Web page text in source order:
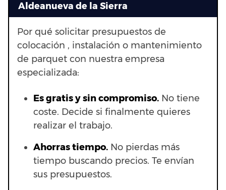
Aldeanueva de la Sierra
Por qué solicitar presupuestos de
colocación , instalación o mantenimiento
de parquet con nuestra empresa
especializada:
Es gratis y sin compromiso. No tiene
coste. Decide si finalmente quieres
realizar el trabajo.
Ahorras tiempo. No pierdas más
tiempo buscando precios. Te envían
sus presupuestos.